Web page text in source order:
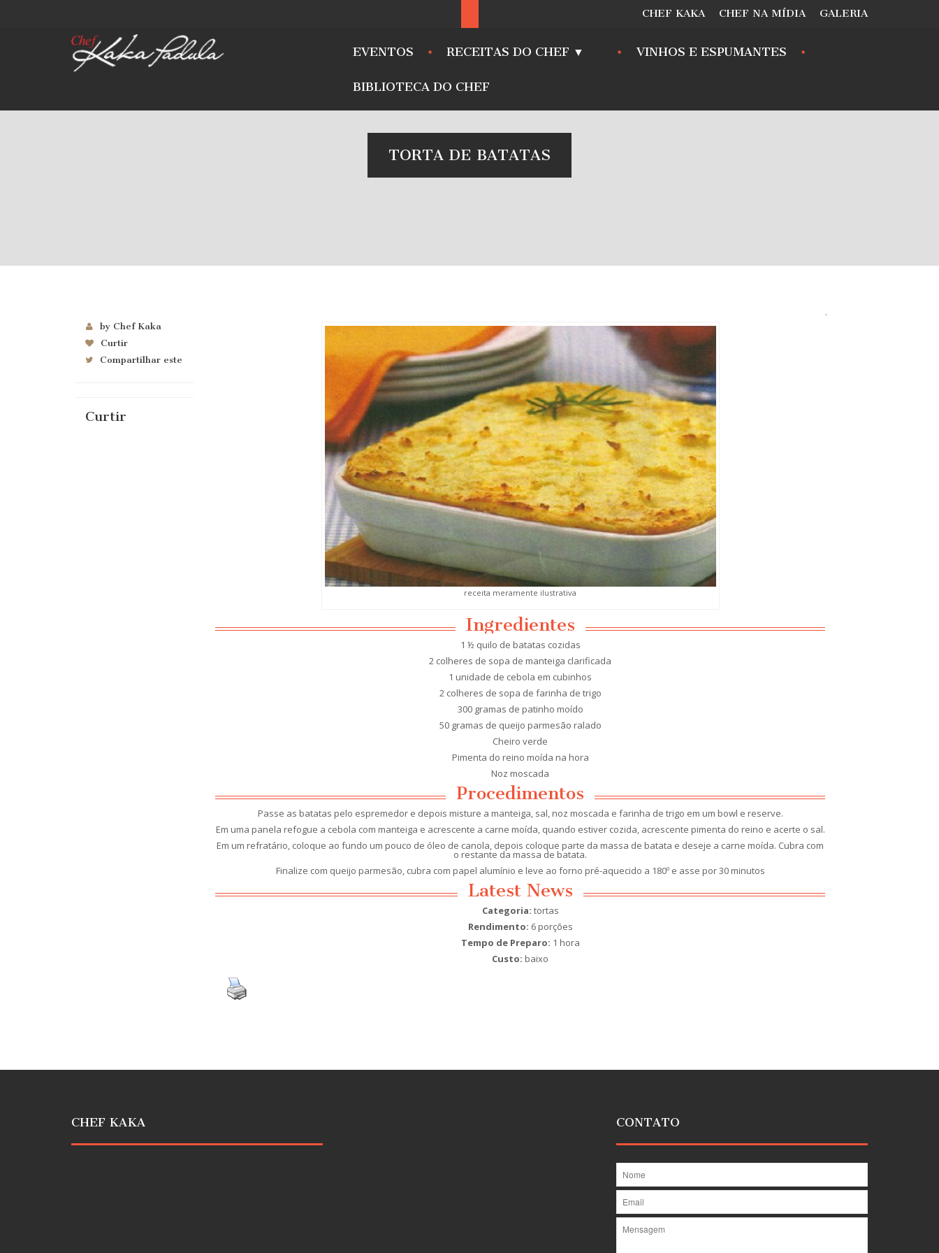
CHEF KAKA CHEF NA MÍDIA GALERIA
EVENTOS RECEITAS DO CHEF ▼ VINHOS E ESPUMANTES
BIBLIOTECA DO CHEF
TORTA DE BATATAS
by Chef Kaka
Curtir
Compartilhar este
Curtir
receita meramente ilustrativa
Ingredientes
1 ½ quilo de batatas cozidas
2 colheres de sopa de manteiga clarificada
1 unidade de cebola em cubinhos
2 colheres de sopa de farinha de trigo
300 gramas de patinho moído
50 gramas de queijo parmesão ralado
Cheiro verde
Pimenta do reino moída na hora
Noz moscada
Procedimentos
Passe as batatas pelo espremedor e depois misture a manteiga, sal, noz moscada e farinha de trigo em um bowl e reserve.
Em uma panela refogue a cebola com manteiga e acrescente a carne moída, quando estiver cozida, acrescente pimenta do reino e acerte o sal.
Em um refratário, coloque ao fundo um pouco de óleo de canola, depois coloque parte da massa de batata e deseje a carne moída. Cubra com
o restante da massa de batata.
Finalize com queijo parmesão, cubra com papel alumínio e leve ao forno pré-aquecido a 180º e asse por 30 minutos
Latest News
Categoria: tortas
Rendimento: 6 porções
Tempo de Preparo: 1 hora
Custo: baixo
.
CHEF KAKA CONTATO